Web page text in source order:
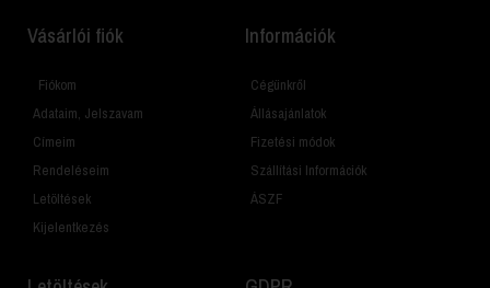
Vásárlói fiók
Fiókom
Adataim, Jelszavam
Címeim
Rendeléseim
Letöltések
Kijelentkezés
Információk
Cégünkről
Állásajánlatok
Fizetési módok
Szállítási Információk
ÁSZF